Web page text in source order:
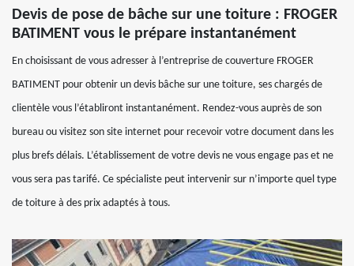
Devis de pose de bâche sur une toiture : FROGER
BATIMENT vous le prépare instantanément
En choisissant de vous adresser à l’entreprise de couverture FROGER
BATIMENT pour obtenir un devis bâche sur une toiture, ses chargés de
clientèle vous l’établiront instantanément. Rendez-vous auprès de son
bureau ou visitez son site internet pour recevoir votre document dans les
plus brefs délais. L’établissement de votre devis ne vous engage pas et ne
vous sera pas tarifé. Ce spécialiste peut intervenir sur n’importe quel type
de toiture à des prix adaptés à tous.